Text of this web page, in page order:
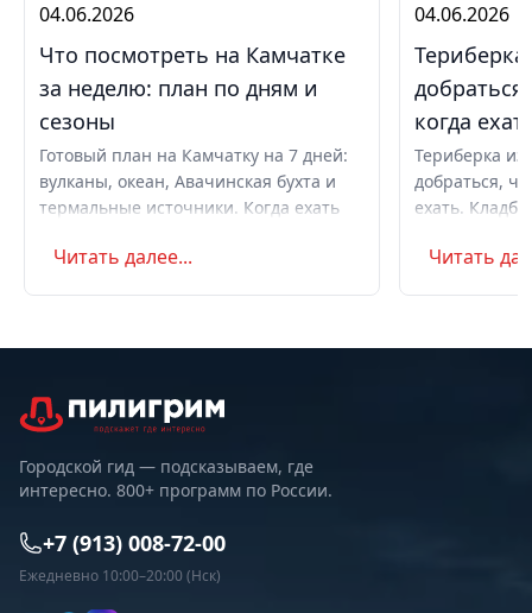
04.06.2026
Что посмотреть на Камчатке
за неделю: план по дням и
сезоны
Готовый план на Камчатку на 7 дней:
вулканы, океан, Авачинская бухта и
термальные источники. Когда ехать
самостоятельно или с туром.
Читать далее...
04.06.2026
когда
Териберка
добраться,
ехать.
Маршрут на
Читать
Городской гид — подсказываем, где
интересно. 800+ программ по России.
+7 (913) 008-72-00
Ежедневно 10:00–20:00 (Нск)